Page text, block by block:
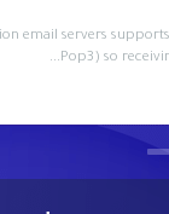
email servers
Pop3) so